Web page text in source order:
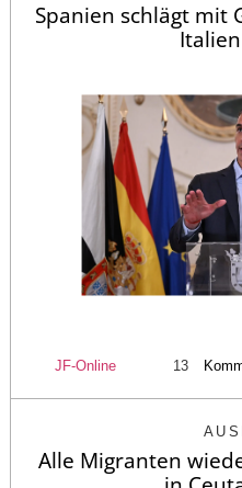
Spanien schlägt mit
JF-Online 13
Alle Migranten